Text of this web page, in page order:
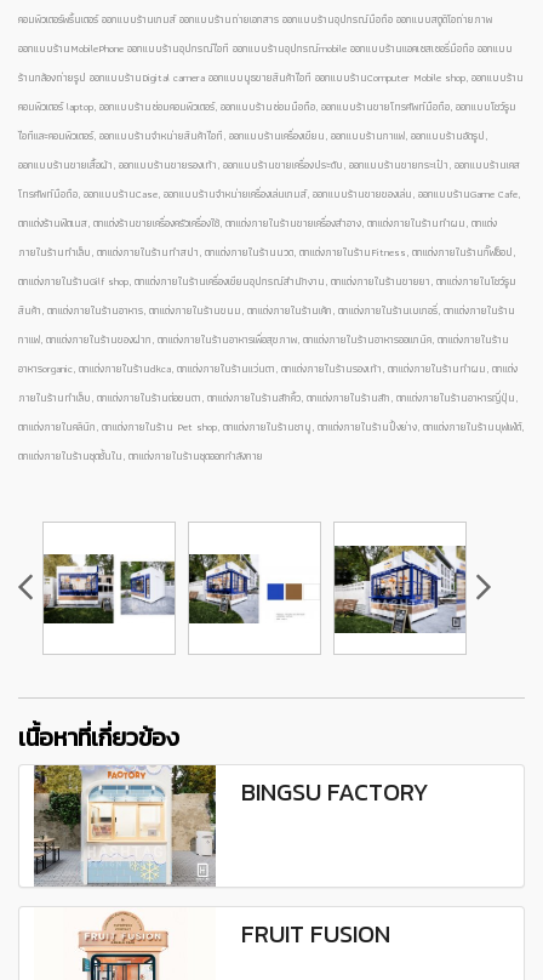
คอมพิวเตอร์พริ้นเตอร์ ออกแบบร้านเกมส์ ออกแบบร้านถ่ายเอกสาร ออกแบบร้านอุปกรณ์มือถือ ออกแบบสตูดิโอถ่ายภาพ
ออกแบบร้านMobilePhone ออกแบบร้านอุปกรณ์ไอที ออกแบบร้านอุปกรณ์mobile ออกแบบร้านแอคเซสเซอรี่มือถือ ออกแบบ
ร้านกล้องถ่ายรูป ออกแบบร้านDigital camera ออกแบบบูธขายสินค้าไอที ออกแบบร้านComputer Mobile shop, ออกแบบร้าน
คอมพิวเตอร์ laptop, ออกแบบร้านซ่อมคอมพิวเตอร์, ออกแบบร้านซ่อมมือถือ, ออกแบบร้านขายโทรศัพท์มือถือ, ออกแบบโชว์รูม
ไอทีและคอมพิวเตอร์, ออกแบบร้านจำหน่ายสินค้าไอที, ออกแบบร้านเครื่องเขียน, ออกแบบร้านกาแฟ, ออกแบบร้านอัดรูป,
ออกแบบร้านขายเสื้อผ้า, ออกแบบร้านขายรองเท้า, ออกแบบร้านขายเครื่องประดับ, ออกแบบร้านขายกระเป๋า, ออกแบบร้านเคส
โทรศัพท์มือถือ, ออกแบบร้านCase, ออกแบบร้านจำหน่ายเครื่องเล่นเกมส์, ออกแบบร้านขายของเล่น, ออกแบบร้านGame Cafe,
ตกแต่งร้านฟิตเนส, ตกแต่งร้านขายเครื่องครัวเครื่องใช้, ตกแต่งภายในร้านขายเครื่องสำอาง, ตกแต่งภายในร้านทำผม, ตกแต่ง
ภายในร้านทำเล็บ, ตกแต่งภายในร้านทำสปา, ตกแต่งภายในร้านนวด, ตกแต่งภายในร้านFitness, ตกแต่งภายในร้านกิ๊ฟช็อป,
ตกแต่งภายในร้านGilf shop, ตกแต่งภายในร้านเครื่องเขียนอุปกรณ์สำนักงาน, ตกแต่งภายในร้านขายยา, ตกแต่งภายในโชว์รูม
สินค้า, ตกแต่งภายในร้านอาหาร, ตกแต่งภายในร้านขนม, ตกแต่งภายในร้านเค้ก, ตกแต่งภายในร้านเบเกอรี่, ตกแต่งภายในร้าน
กาแฟ, ตกแต่งภายในร้านของฝาก, ตกแต่งภายในร้านอาหารเพื่อสุขภาพ, ตกแต่งภายในร้านอาหารออแกนิค, ตกแต่งภายในร้าน
อาหารorganic, ตกแต่งภายในร้านdkca, ตกแต่งภายในร้านแว่นตา, ตกแต่งภายในร้านรองเท้า, ตกแต่งภายในร้านทำผม, ตกแต่ง
ภายในร้านทำเล็บ, ตกแต่งภายในร้านต่อขนตา, ตกแต่งภายในร้านสักคิ้ว, ตกแต่งภายในร้านสัก, ตกแต่งภายในร้านอาหารญี่ปุ่น,
ตกแต่งภายในคลินิก, ตกแต่งภายในร้าน Pet shop, ตกแต่งภายในร้านชาบู, ตกแต่งภายในร้านปิ้งย่าง, ตกแต่งภายในร้านบุฟเฟ่ต์,
ตกแต่งภายในร้านชุดชั้นใน, ตกแต่งภายในร้านชุดออกกำลังกาย
เนื้อหาที่เกี่ยวข้อง
BINGSU FACTORY
FRUIT FUSION